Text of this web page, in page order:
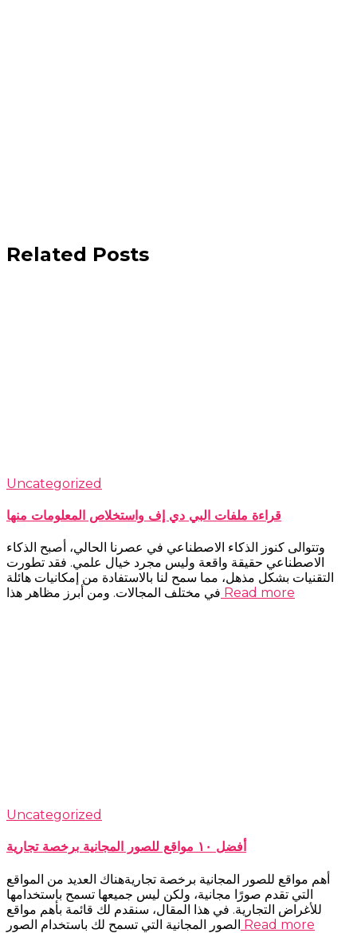
Related Posts
Uncategorized
قراءة ملفات البي دي إف واستخلاص المعلومات منها
وتتوالى كنوز الذكاء الاصطناعي في عصرنا الحالي، أصبح الذكاء
الاصطناعي حقيقة واقعة وليس مجرد خيال علمي. فقد تطورت
التقنيات بشكل مذهل، مما سمح لنا بالاستفادة من إمكانيات هائلة
في مختلف المجالات. ومن أبرز مظاهر هذا Read more
Uncategorized
أفضل ١٠ مواقع للصور المجانية برخصة تجارية
أهم مواقع للصور المجانية برخصة تجاريةهناك العديد من المواقع
التي تقدم صورًا مجانية، ولكن ليس جميعها تسمح باستخدامها
للأغراض التجارية. في هذا المقال، سنقدم لك قائمة بأهم مواقع
الصور المجانية التي تسمح لك باستخدام الصور Read more